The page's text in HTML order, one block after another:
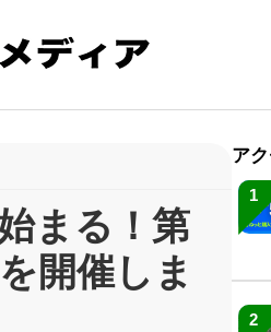
まる！第
開催しま
ア
1
2